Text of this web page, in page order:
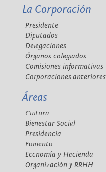
La Corporación
Presidente
Diputados
Delegaciones
Órganos colegiados
Comisiones informativas
Corporaciones anteriores
Áreas
Cultura
Bienestar Social
Presidencia
Fomento
Economía y Hacienda
Organización y RRHH